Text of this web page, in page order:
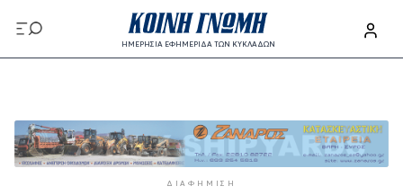
Παράκαμψη προς το κυρίως περιεχόμενο
ΗΜΕΡΗΣΙΑ ΕΦΗΜΕΡΙΔΑ ΤΩΝ ΚΥΚΛΑΔΩΝ
ΔΙΑΦΉΜΙΣΗ